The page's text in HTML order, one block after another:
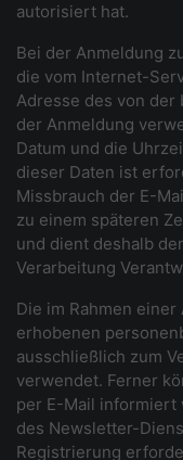
autorisiert hat.
Bei der Anmeldung
die vom Internet-
Adresse des von
der Anmeldung
Datum und die
dieser Daten ist
Missbrauch der E-
zu einem späteren
und dient deshalb
Verarbeitung
Die im Rahmen
erhobenen
ausschließlich zum
verwendet. Ferner
per E-Mail informiert
des Newsletter-
Registrierung